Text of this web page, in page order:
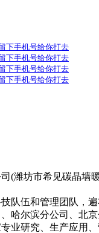
潍坊市希见碳晶墙
伍和管理团队，遍
哈尔滨分公司、北
业研究、生产应用